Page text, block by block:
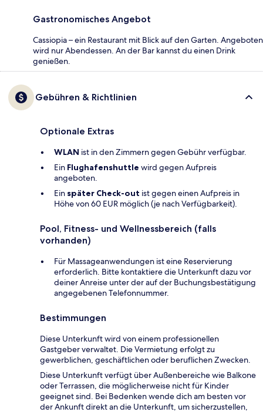
Gastronomisches Angebot
Cassiopia – ein Restaurant mit Blick auf den Garten. Angeboten
wird nur Abendessen. An der Bar kannst du einen Drink
genießen.
Gebühren & Richtlinien
Optionale Extras
WLAN ist in den Zimmern gegen Gebühr verfügbar.
Ein Flughafenshuttle wird gegen Aufpreis
angeboten.
Ein später Check-out ist gegen einen Aufpreis in
Höhe von 60 EUR möglich (je nach Verfügbarkeit).
Pool, Fitness- und Wellnessbereich (falls
vorhanden)
Für Massageanwendungen ist eine Reservierung
erforderlich. Bitte kontaktiere die Unterkunft dazu vor
deiner Anreise unter der auf der Buchungsbestätigung
angegebenen Telefonnummer.
Bestimmungen
Diese Unterkunft wird von einem professionellen
Gastgeber verwaltet. Die Vermietung erfolgt zu
gewerblichen, geschäftlichen oder beruflichen Zwecken.
Diese Unterkunft verfügt über Außenbereiche wie Balkone
oder Terrassen, die möglicherweise nicht für Kinder
geeignet sind. Bei Bedenken wende dich am besten vor
der Ankunft direkt an die Unterkunft, um sicherzustellen,